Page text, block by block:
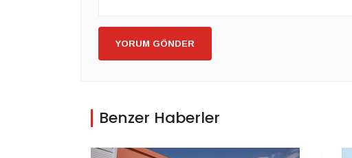
YORUM GÖNDER
Benzer Haberler